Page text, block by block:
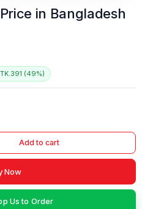
in Bangladesh
(49%)
Add to cart
Now
Us to Order